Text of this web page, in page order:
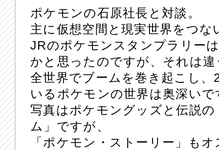
ポケモンの石原社長と対談。
主に仮想空間と現実世界をつ
JRのポケモンスタンプラリー
かと思ったのですが、それは
全世界でブームを巻き起こし
いるポケモンの世界は奥深いで
写真はポケモングッズと伝説
ム」ですが、
「ポケモン・ストーリー」も